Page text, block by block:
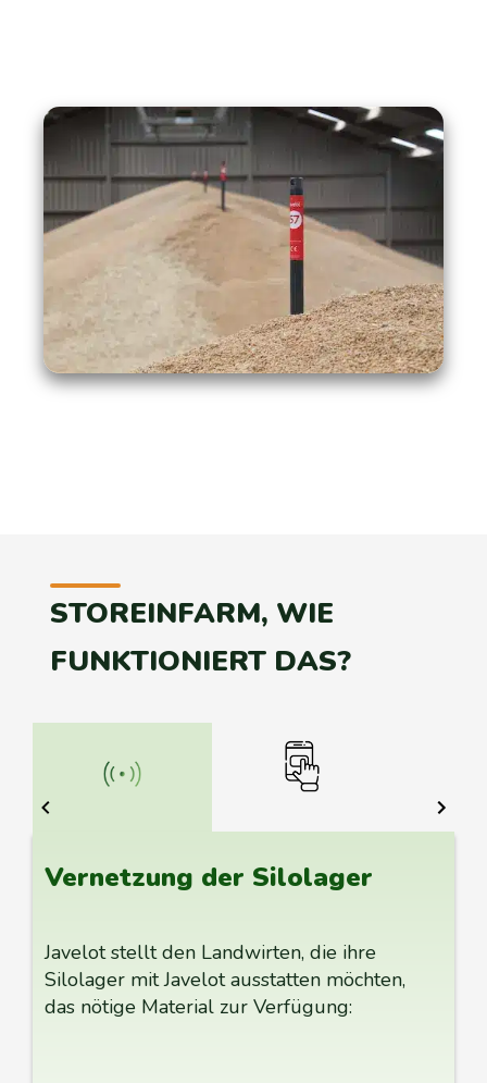
STOREINFARM, WIE
FUNKTIONIERT DAS?
Vernetzung der Silolager
Javelot stellt den Landwirten, die ihre
Silolager mit Javelot ausstatten möchten,
das nötige Material zur Verfügung: